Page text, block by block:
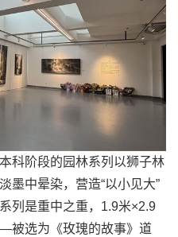
科阶段的园林系列以狮子林
墨中晕染，营造“以小见大”
列是重中之重，1.9米×2.9
被选为《玫瑰的故事》道